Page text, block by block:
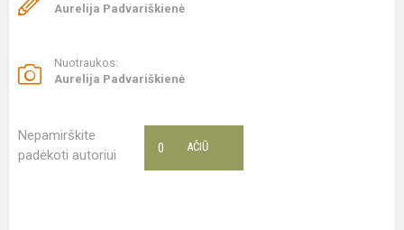
Aurelija Padvariškienė
Nuotraukos:
Aurelija Padvariškienė
Nepamirškite
padėkoti autoriui
AČIŪ
0